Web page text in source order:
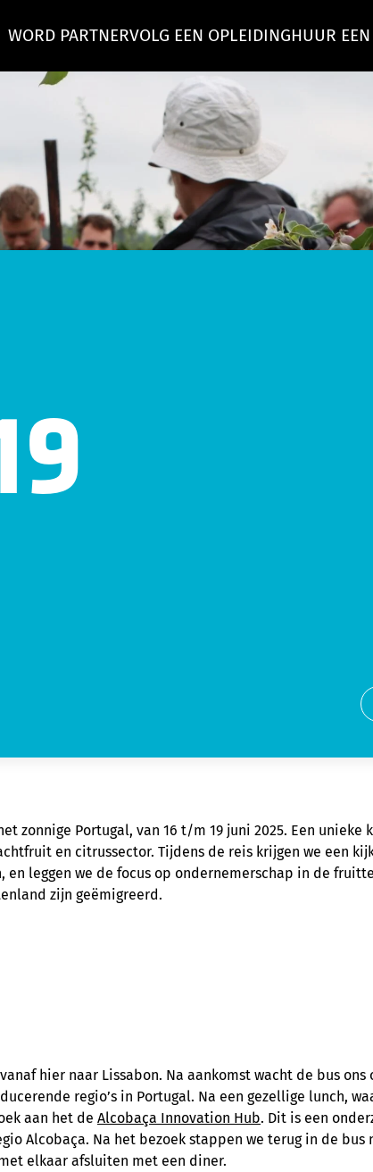
WORD PARTNERVOLG EEN OPLEIDINGHUUR
zonnige Portugal, van 16 t/m 19 juni 2025. Een unieke
en citrussector. Tijdens de reis krijgen we een
leggen we de focus op ondernemerschap in de
zijn geëmigreerd.
hier naar Lissabon. Na aankomst wacht de bus ons
regio’s in Portugal. Na een gezellige lunch,
aan het de Alcobaça Innovation Hub. Dit is een
Alcobaça. Na het bezoek stappen we terug in de bus
elkaar afsluiten met een diner.